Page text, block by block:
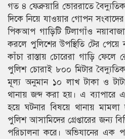
গত ৪ ফেব্রুয়ারি ভোররাতে
দিকে নিয়ে যাওয়ার গোপন
পিকআপ গাড়িটি টিলাগাঁও
করলে পুলিশের উপস্থিতি টের পেয়ে
কাঁচা রাস্তায় চোরেরা গাড়ি ফেলে
পুলিশ চোরাই ৮০০ মিটার
মূল্য অনুমান ১০ লাখ টাকা ও
থানায় জব্দ করা হয়। এ
হয়ে ঘটনার বিষয়ে থানায়
পুলিশ আসামিদের গ্রেপ্তারের জন্য
পরিচালনা করে। অভিযানের এক